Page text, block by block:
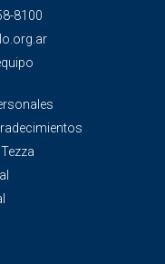
8100